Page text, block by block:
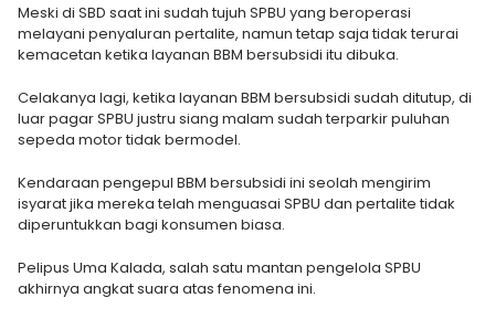
Meski di SBD saat ini sudah tujuh SPBU yang beroperasi
melayani penyaluran pertalite, namun tetap saja tidak terurai
kemacetan ketika layanan BBM bersubsidi itu dibuka.
Celakanya lagi, ketika layanan BBM bersubsidi sudah ditutup, di
luar pagar SPBU justru siang malam sudah terparkir puluhan
sepeda motor tidak bermodel.
Kendaraan pengepul BBM bersubsidi ini seolah mengirim
isyarat jika mereka telah menguasai SPBU dan pertalite tidak
diperuntukkan bagi konsumen biasa.
Pelipus Uma Kalada, salah satu mantan pengelola SPBU
akhirnya angkat suara atas fenomena ini.